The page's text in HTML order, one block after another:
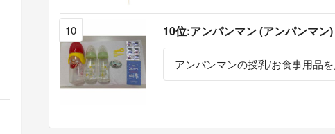
10 10位:アンパンマン (アンパンマン)
アンパンマンの授乳/お食事用品